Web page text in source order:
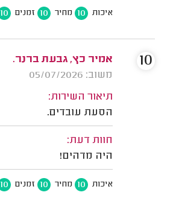
איכות 10 מחיר 10 זמנים 10
אמיר כץ, גבעת ברנר.
משוב: 05/07/2026
תיאור השירות:
הסעת עובדים.
חוות דעת:
היה מדהים!
איכות 10 מחיר 10 זמנים 10
10